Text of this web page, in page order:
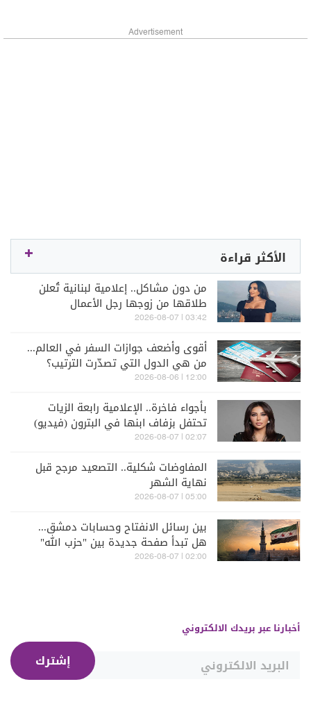
Advertisement
الأكثر قراءة
من دون مشاكل.. إعلامية لبنانية تُعلن
طلاقها من زوجها رجل الأعمال
03:42 | 2026-08-07
أقوى وأضعف جوازات السفر في العالم...
من هي الدول التي تصدّرت الترتيب؟
12:00 | 2026-08-06
بأجواء فاخرة.. الإعلامية رابعة الزيات
تحتفل بزفاف ابنها في البترون (فيديو)
02:07 | 2026-08-07
المفاوضات شكلية.. التصعيد مرجح قبل
نهاية الشهر
05:00 | 2026-08-07
بين رسائل الانفتاح وحسابات دمشق...
هل تبدأ صفحة جديدة بين "حزب الله"
وسوريا - الشرع؟
02:00 | 2026-08-07
أخبارنا عبر بريدك الالكتروني
إشترك